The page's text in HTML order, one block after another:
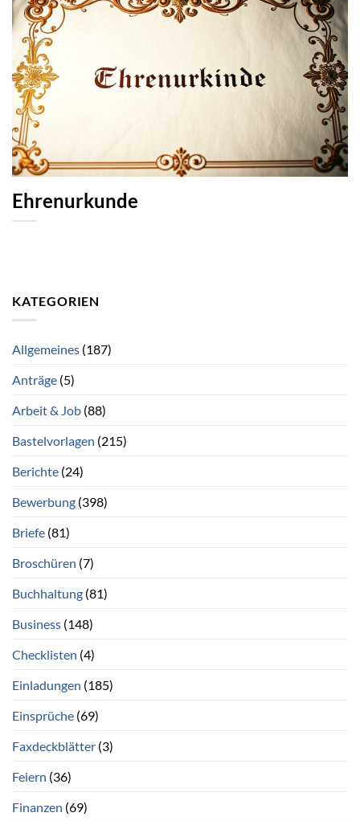
Ehrenurkunde
KATEGORIEN
Allgemeines (187)
Anträge (5)
Arbeit & Job (88)
Bastelvorlagen (215)
Berichte (24)
Bewerbung (398)
Briefe (81)
Broschüren (7)
Buchhaltung (81)
Business (148)
Checklisten (4)
Einladungen (185)
Einsprüche (69)
Faxdeckblätter (3)
Feiern (36)
Finanzen (69)